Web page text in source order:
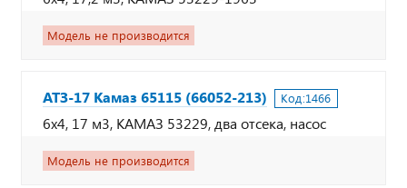
Модель не производится
АТЗ-17 Камаз 65115 (66052-213) Код:1466
6х4, 17 м3, КАМАЗ 53229, два отсека, насос
Модель не производится